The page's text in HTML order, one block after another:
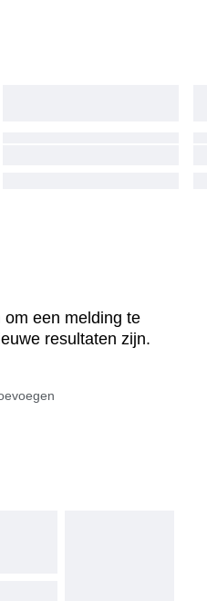
een melding te
resultaten zijn.